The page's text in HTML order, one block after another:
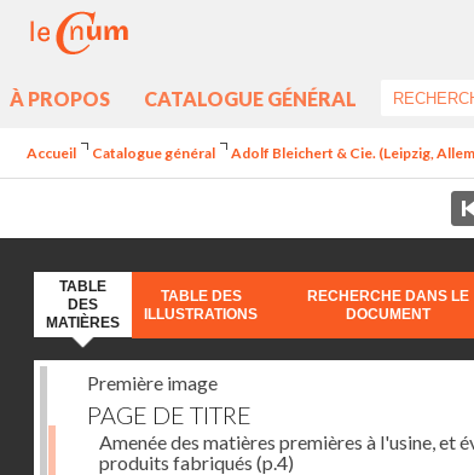
À PROPOS CATALOGUE GÉNÉRAL
Accueil Catalogue général Adolf Bleichert & Cie. (Leipzig,
TABLE
DES
MATIÈRES
TABLE DES
ILLUSTRATIONS
RECHERCHE DANS LE
DOCUMENT
Première image
PAGE DE TITRE
Amenée des matières premières à l'usine, et
produits fabriqués (p.4)